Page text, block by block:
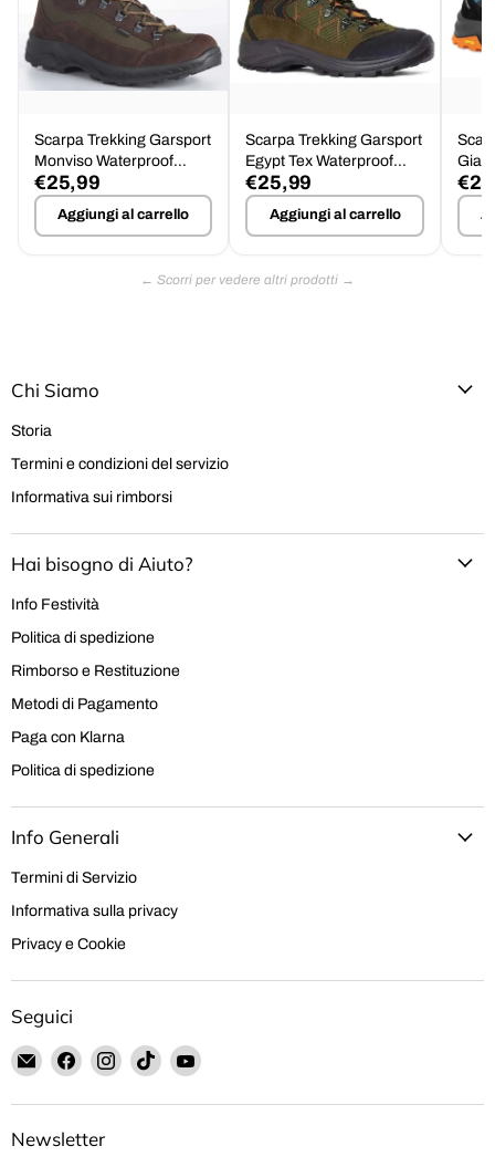
Scarpa Trekking Garsport
Monviso Waterproof
Suola Barwa Tg.46
€25,99
Aggiungi al carrello
Scarpa Trekking Garsport
Egypt Tex Waterproof
Tg.46 - Offerta
€25,99
Aggiungi al carrello
Giau
Chi Siamo
Storia
Termini e condizioni del servizio
Informativa sui rimborsi
Hai bisogno di Aiuto?
Info Festività
Politica di spedizione
Rimborso e Restituzione
Metodi di Pagamento
Paga con Klarna
Politica di spedizione
Info Generali
Termini di Servizio
Informativa sulla privacy
Privacy e Cookie
Seguici
Email
Hobby
Shop
Solution
Trovaci
Facebook
Trovaci
Instagram
Trovaci
TikTok
Trovaci
YouTube
Newsletter